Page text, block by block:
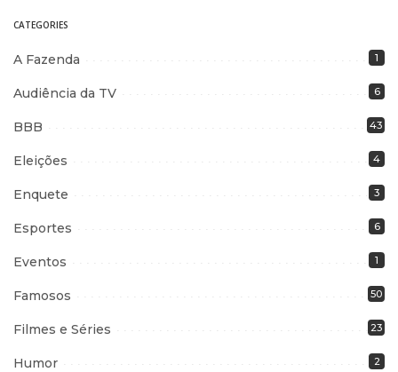
CATEGORIES
A Fazenda 1
Audiência da TV 6
BBB 43
Eleições 4
Enquete 3
Esportes 6
Eventos 1
Famosos 50
Filmes e Séries 23
Humor 2